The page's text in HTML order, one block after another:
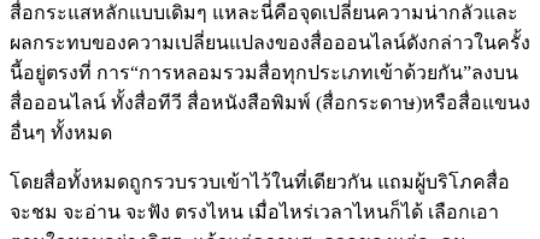
สื่อกระแสหลักแบบเดิมๆ แหละนี่คือจุดเปลี่ยนความน่ากลัวและ
ผลกระทบของความเปลี่ยนแปลงของสื่อออนไลน์ดังกล่าวในครั้ง
นี้อยู่ตรงที่ การ“การหลอมรวมสื่อทุกประเภทเข้าด้วยกัน”ลงบน
สื่อออนไลน์ ทั้งสื่อทีวี สื่อหนังสือพิมพ์ (สื่อกระดาษ)หรือสื่อแขนง
อื่นๆ ทั้งหมด
โดยสื่อทั้งหมดถูกรวบรวบเข้าไว้ในที่เดียวกัน แถมผู้บริโภคสื่อ
จะชม จะอ่าน จะฟัง ตรงไหน เมื่อไหร่เวลาไหนก็ได้ เลือกเอา